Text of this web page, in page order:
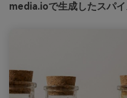
media.ioで生成したスパ